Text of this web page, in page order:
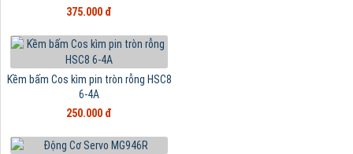
375.000 đ
Kềm bấm Cos kìm pin tròn rỗng HSC8
6-4A
250.000 đ